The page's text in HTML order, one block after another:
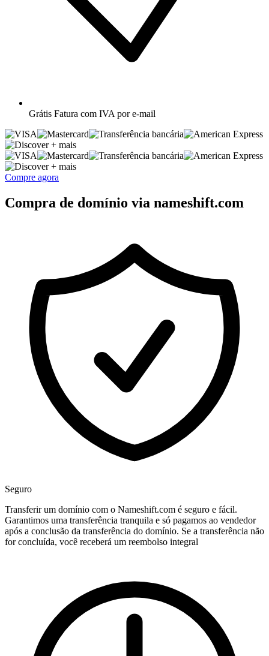
Grátis Fatura com IVA por e-mail
+ mais
+ mais
Compre agora
Compra de domínio via nameshift.com
Seguro
Transferir um domínio com o Nameshift.com é seguro e fácil.
Garantimos uma transferência tranquila e só pagamos ao vendedor
após a conclusão da transferência do domínio. Se a transferência não
for concluída, você receberá um reembolso integral